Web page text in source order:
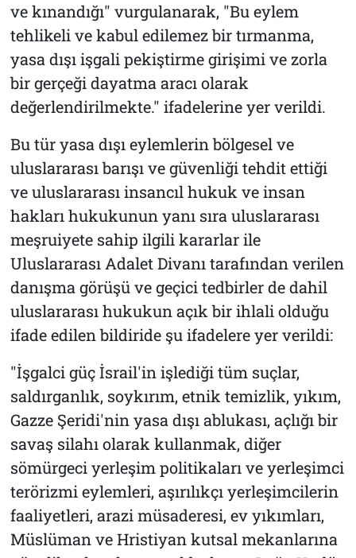
ve kınandığı" vurgulanarak, "Bu eylem
tehlikeli ve kabul edilemez bir tırmanma,
yasa dışı işgali pekiştirme girişimi ve zorla
bir gerçeği dayatma aracı olarak
değerlendirilmekte." ifadelerine yer verildi.
Bu tür yasa dışı eylemlerin bölgesel ve
uluslararası barışı ve güvenliği tehdit ettiği
ve uluslararası insancıl hukuk ve insan
hakları hukukunun yanı sıra uluslararası
meşruiyete sahip ilgili kararlar ile
Uluslararası Adalet Divanı tarafından verilen
danışma görüşü ve geçici tedbirler de dahil
uluslararası hukukun açık bir ihlali olduğu
ifade edilen bildiride şu ifadelere yer verildi:
"İşgalci güç İsrail'in işlediği tüm suçlar,
saldırganlık, soykırım, etnik temizlik, yıkım,
Gazze Şeridi'nin yasa dışı ablukası, açlığı bir
savaş silahı olarak kullanmak, diğer
sömürgeci yerleşim politikaları ve yerleşimci
terörizmi eylemleri, aşırılıkçı yerleşimcilerin
faaliyetleri, arazi müsaderesi, ev yıkımları,
Müslüman ve Hristiyan kutsal mekanlarına